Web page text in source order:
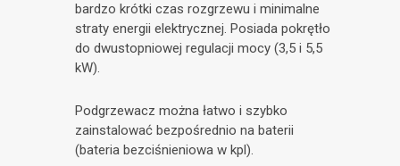
bardzo krótki czas rozgrzewu i minimalne
straty energii elektrycznej. Posiada pokrętło
do dwustopniowej regulacji mocy (3,5 i 5,5
kW).
Podgrzewacz można łatwo i szybko
zainstalować bezpośrednio na baterii
(bateria bezciśnieniowa w kpl).